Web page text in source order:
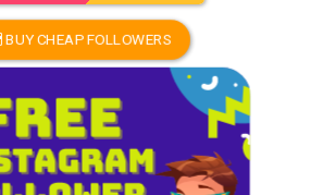
BUY CHEAP FOLLOWERS